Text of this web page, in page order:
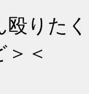
殴りた
＜